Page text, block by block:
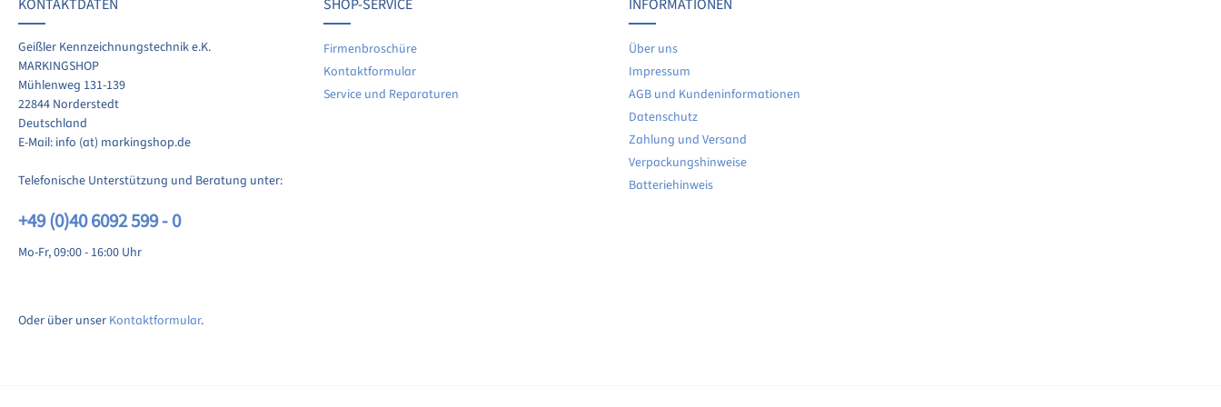
Sie Ihre Erfahrungen mit anderen Kunden.
schreiben
KONTAKTDATEN
Geißler Kennzeichnungstechnik e.K.
MARKINGSHOP
Mühlenweg 131-139
22844 Norderstedt
Deutschland
E-Mail: info (at) markingshop.de
Telefonische Unterstützung und Beratung unter:
+49 (0)40 6092 599 - 0
Mo-Fr, 09:00 - 16:00 Uhr
Oder über unser Kontaktformular.
SHOP-SERVICE
Firmenbroschüre
Kontaktformular
Service und Reparaturen
INFORMATIONEN
Über uns
Impressum
AGB und Kundeninformationen
Datenschutz
Zahlung und Versand
Verpackungshinweise
Batteriehinweis